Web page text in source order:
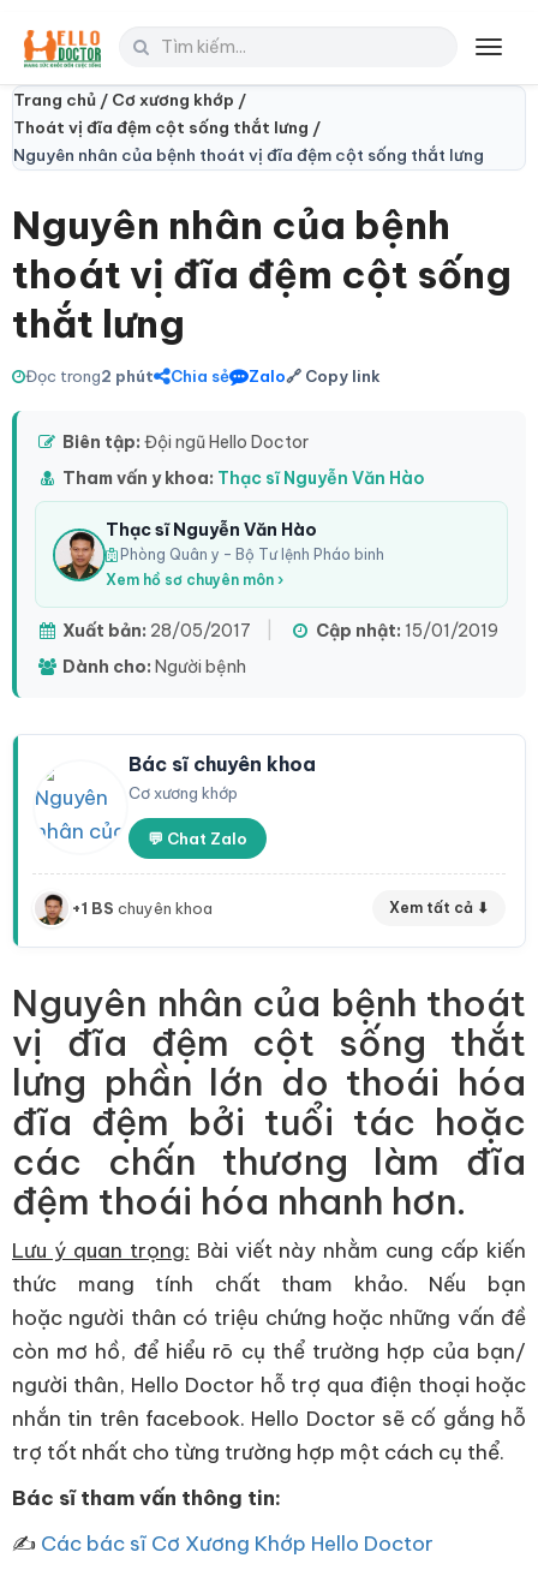
Trang chủ / Cơ xương khớp /
Thoát vị đĩa đệm cột sống thắt lưng /
Nguyên nhân của bệnh thoát vị đĩa đệm cột sống thắt lưng
Nguyên nhân của bệnh
thoát vị đĩa đệm cột sống
thắt lưng
Đọc trong2 phút Chia sẻ Zalo🔗 Copy link
Biên tập: Đội ngũ Hello Doctor
Tham vấn y khoa: Thạc sĩ Nguyễn Văn Hào
Thạc sĩ Nguyễn Văn Hào
Phòng Quân y – Bộ Tư lệnh Pháo binh
Xem hồ sơ chuyên môn ›
Xuất bản: 28/05/2017 Cập nhật: 15/01/2019
Dành cho: Người bệnh
Bác sĩ chuyên khoa
Cơ xương khớp
💬 Chat Zalo
+1 BS chuyên khoa Xem tất cả ⬇
Nguyên nhân của bệnh thoát
vị đĩa đệm cột sống thắt
lưng phần lớn do thoái hóa
đĩa đệm bởi tuổi tác hoặc
các chấn thương làm đĩa
đệm thoái hóa nhanh hơn.
Lưu ý quan trọng: Bài viết này nhằm cung cấp kiến
thức mang tính chất tham khảo. Nếu bạn
hoặc người thân có triệu chứng hoặc những vấn đề
còn mơ hồ, để hiểu rõ cụ thể trường hợp của bạn/
người thân, Hello Doctor hỗ trợ qua điện thoại hoặc
nhắn tin trên facebook. Hello Doctor sẽ cố gắng hỗ
trợ tốt nhất cho từng trường hợp một cách cụ thể.
Bác sĩ tham vấn thông tin:
✍ Các bác sĩ Cơ Xương Khớp Hello Doctor